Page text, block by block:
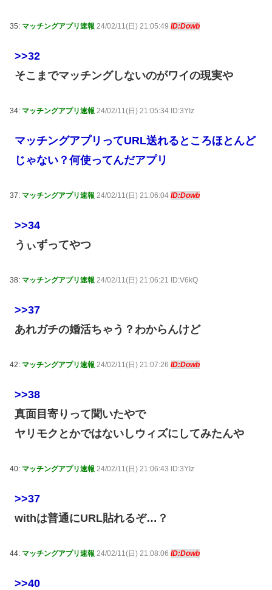
35: マッチングアプリ速報 24/02/11(日) 21:05:49 ID:Dowb
>>32
そこまでマッチングしないのがワイの現実や
34: マッチングアプリ速報 24/02/11(日) 21:05:34 ID:3YIz
マッチングアプリってURL送れるところほとんど
じゃない？何使ってんだアプリ
37: マッチングアプリ速報 24/02/11(日) 21:06:04 ID:Dowb
>>34
うぃずってやつ
38: マッチングアプリ速報 24/02/11(日) 21:06:21 ID:V6kQ
>>37
あれガチの婚活ちゃう？わからんけど
42: マッチングアプリ速報 24/02/11(日) 21:07:26 ID:Dowb
>>38
真面目寄りって聞いたやで
ヤリモクとかではないしウィズにしてみたんや
40: マッチングアプリ速報 24/02/11(日) 21:06:43 ID:3YIz
>>37
withは普通にURL貼れるぞ…？
44: マッチングアプリ速報 24/02/11(日) 21:08:06 ID:Dowb
>>40